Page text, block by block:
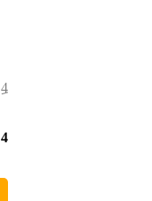
47,55 €
47,00 €